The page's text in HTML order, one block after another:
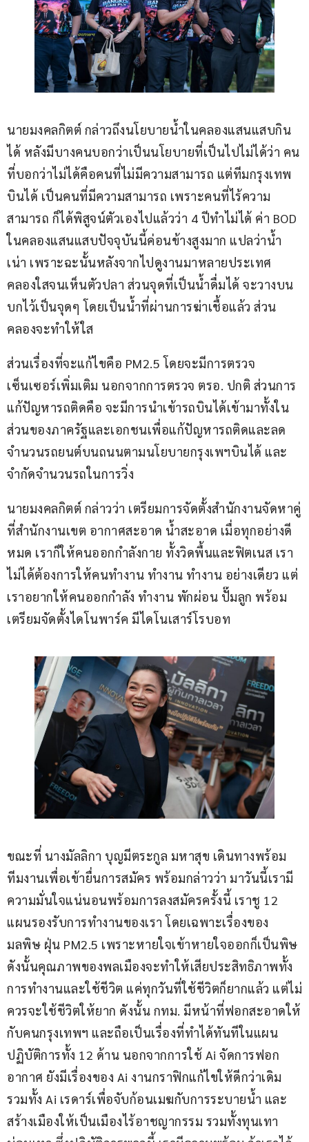
นายมงคลกิตต์ กล่าวถึงนโยบายน้ำในคลองแสนแสบกิน
ได้ หลังมีบางคนบอกว่าเป็นนโยบายที่เป็นไปไม่ได้ว่า คน
ที่บอกว่าไม่ได้คือคนที่ไม่มีความสามารถ แต่ทีมกรุงเทพ
บินได้ เป็นคนที่มีความสามารถ เพราะคนที่ไร้ความ
สามารถ ก็ได้พิสูจน์ตัวเองไปแล้วว่า 4 ปีทำไม่ได้ ค่า BOD
ในคลองแสนแสบปัจจุบันนี้ค่อนข้างสูงมาก แปลว่าน้ำ
เน่า เพราะฉะนั้นหลังจากไปดูงานมาหลายประเทศ
คลองใสจนเห็นตัวปลา ส่วนจุดที่เป็นน้ำดื่มได้ จะวางบน
บกไว้เป็นจุดๆ โดยเป็นน้ำที่ผ่านการฆ่าเชื้อแล้ว ส่วน
คลองจะทำให้ใส
ส่วนเรื่องที่จะแก้ไขคือ PM2.5 โดยจะมีการตรวจ
เซ็นเซอร์เพิ่มเติม นอกจากการตรวจ ตรอ. ปกติ ส่วนการ
แก้ปัญหารถติดคือ จะมีการนำเข้ารถบินได้เข้ามาทั้งใน
ส่วนของภาครัฐและเอกชนเพื่อแก้ปัญหารถติดและลด
จำนวนรถยนต์บนถนนตามนโยบายกรุงเพฯบินได้ และ
จำกัดจำนวนรถในการวิ่ง
นายมงคลกิตต์ กล่าวว่า เตรียมการจัดตั้งสำนักงานจัดหาคู่
ที่สำนักงานเขต อากาศสะอาด น้ำสะอาด เมื่อทุกอย่างดี
หมด เราก็ให้คนออกกำลังกาย ทั้งวิดพื้นและฟิตเนส เรา
ไม่ได้ต้องการให้คนทำงาน ทำงาน ทำงาน อย่างเดียว แต่
เราอยากให้คนออกกำลัง ทำงาน พักผ่อน ปั๊มลูก พร้อม
เตรียมจัดตั้งไดโนพาร์ค มีไดโนเสาร์โรบอท
ขณะที่ นางมัลลิกา บุญมีตระกูล มหาสุข เดินทางพร้อม
ทีมงานเพื่อเข้ายื่นการสมัคร พร้อมกล่าวว่า มาวันนี้เรามี
ความมั่นใจแน่นอนพร้อมการลงสมัครครั้งนี้ เราชู 12
แผนรองรับการทำงานของเรา โดยเฉพาะเรื่องของ
มลพิษ ฝุ่น PM2.5 เพราะหายใจเข้าหายใจออกก็เป็นพิษ
ดังนั้นคุณภาพของพลเมืองจะทำให้เสียประสิทธิภาพทั้ง
การทำงานและใช้ชีวิต แค่ทุกวันที่ใช้ชีวิตก็ยากแล้ว แต่ไม่
ควรจะใช้ชีวิตให้ยาก ดังนั้น กทม. มีหน้าที่ฟอกสะอาดให้
กับคนกรุงเทพฯ และถือเป็นเรื่องที่ทำได้ทันทีในแผน
ปฏิบัติการทั้ง 12 ด้าน นอกจากการใช้ Ai จัดการฟอก
อากาศ ยังมีเรื่องของ Ai งานกราฟิกแก้ไขให้ดีกว่าเดิม
รวมทั้ง Ai เรดาร์เพื่อจับก้อนเมฆกับการระบายน้ำ และ
สร้างเมืองให้เป็นเมืองไร้อาชญากรรม รวมทั้งทุนเทา